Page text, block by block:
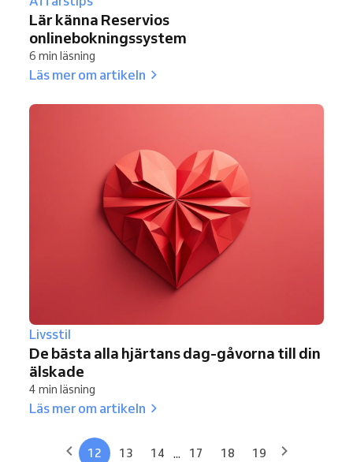
Lär känna Reservios
onlinebokningssystem
6 min läsning
Läs mer om artikeln
Livsstil
De bästa alla hjärtans dag-gåvorna till din
älskade
4 min läsning
Läs mer om artikeln
12 13 14 ... 17 18 19